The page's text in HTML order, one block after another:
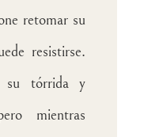
retomar su
resistirse.
su tórrida y
mientras